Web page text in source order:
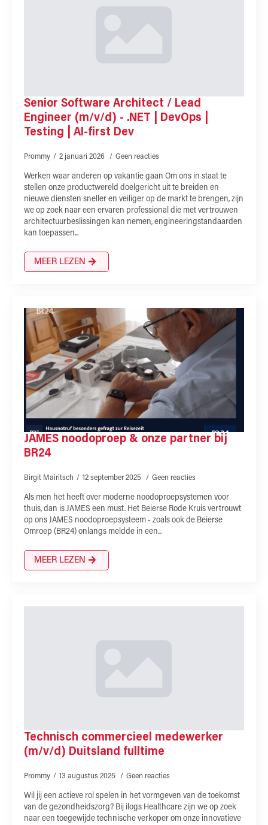
Senior Software Architect / Lead
Engineer (m/v/d) - .NET | DevOps |
Testing | AI-first Dev
Prommy 2 januari 2026 Geen reacties
Werken waar anderen op vakantie gaan Om ons in staat te
stellen onze productwereld doelgericht uit te breiden en
nieuwe diensten sneller en veiliger op de markt te brengen, zijn
we op zoek naar een ervaren professional die met vertrouwen
architectuurbeslissingen kan nemen, engineeringstandaarden
kan toepassen...
MEER LEZEN
JAMES noodoproep & onze partner bij
BR24
Birgit Mairitsch 12 september 2025 Geen reacties
Als men het heeft over moderne noodoproepsystemen voor
thuis, dan is JAMES een must. Het Beierse Rode Kruis vertrouwt
op ons JAMES noodoproepsysteem - zoals ook de Beierse
Omroep (BR24) onlangs meldde in een...
MEER LEZEN
Technisch commercieel medewerker
(m/v/d) Duitsland fulltime
Prommy 13 augustus 2025 Geen reacties
Wil jij een actieve rol spelen in het vormgeven van de toekomst
van de gezondheidszorg? Bij ilogs Healthcare zijn we op zoek
naar een toegewijde technische verkoper om onze innovatieve